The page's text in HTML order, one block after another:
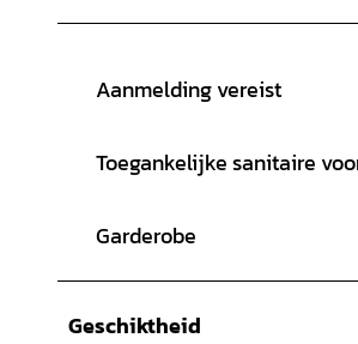
Aanmelding vereist
Toegankelijke sanitaire
Garderobe
Geschiktheid